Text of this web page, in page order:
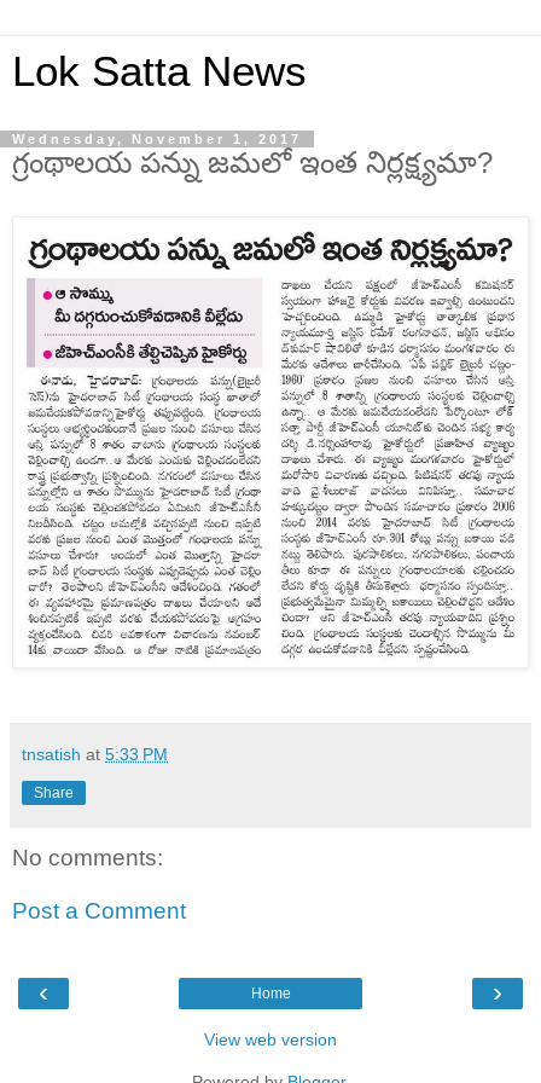
Lok Satta News
Wednesday, November 1, 2017
గ్రంథాలయ పన్ను జమలో ఇంత నిర్లక్ష్యమా?
tnsatish at 5:33 PM
Share
No comments:
Post a Comment
‹ ›
Home
View web version